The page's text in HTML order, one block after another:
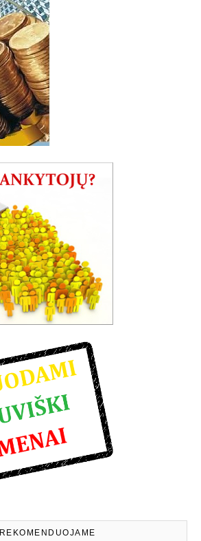
REKOMENDUOJAME